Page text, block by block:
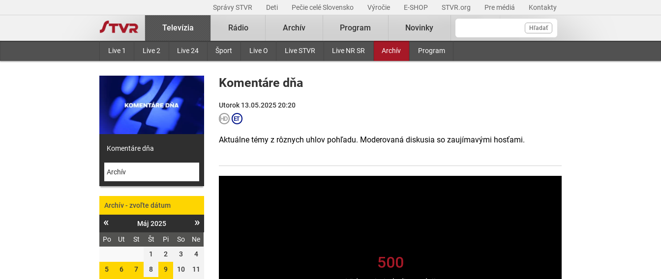
Správy STVR Deti Pečie celé Slovensko Výročie E-SHOP STVR.org Pre médiá Kontakty
Hľadať
Televízia
Live 1 Live 2 Live 24 Šport Live O Live STVR Live NR SR Archív Program
Rádio Archív Program Novinky
Komentáre dňa
Utorok 13.05.2025 20:20
Aktuálne témy z rôznych uhlov pohľadu. Moderovaná diskusia so zaujímavými hosťami.
Komentáre dňa
Archív
Archív - zvoľte dátum
« Máj 2025 »
Po Ut St Št Pi So
Ne
1
2 3
4
5
6 7 8 9 10
11